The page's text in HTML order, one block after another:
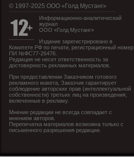
© 1997-2025 OOO «Голд Мустанг»
Информационно-аналитический
журнал
ООО «Голд Мустанг»
Издание зарегистрировано в
Комитете РФ по печати, регистрационный номер
ПИ №ФС77-26476.
Редакция не несет ответственность за
достоверность рекламных материалов.
При предоставлении Заказчиком готового
рекламного макета, Заказчик гарантирует
соблюдение авторских прав (интеллектуальной
собственности) третьих лиц на произведения,
включенные в рекламу.
Мнение редакции не всегда совпадает с
мнением авторов.
Перепечатка материалов возможна только с
письменного разрешения редакции.